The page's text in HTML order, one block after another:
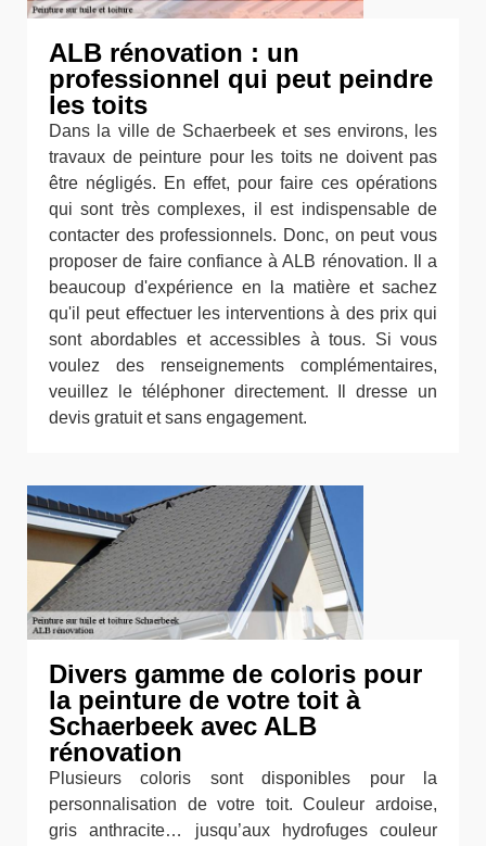
ALB rénovation : un
professionnel qui peut peindre
les toits
Dans la ville de Schaerbeek et ses environs, les
travaux de peinture pour les toits ne doivent pas
être négligés. En effet, pour faire ces opérations
qui sont très complexes, il est indispensable de
contacter des professionnels. Donc, on peut vous
proposer de faire confiance à ALB rénovation. Il a
beaucoup d'expérience en la matière et sachez
qu'il peut effectuer les interventions à des prix qui
sont abordables et accessibles à tous. Si vous
voulez des renseignements complémentaires,
veuillez le téléphoner directement. Il dresse un
devis gratuit et sans engagement.
Divers gamme de coloris pour
la peinture de votre toit à
Schaerbeek avec ALB
rénovation
Plusieurs coloris sont disponibles pour la
personnalisation de votre toit. Couleur ardoise,
gris anthracite… jusqu’aux hydrofuges couleur